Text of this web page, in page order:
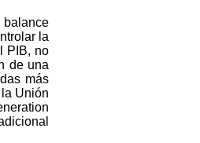
balance
la
PIB, no
de una
más
Unión